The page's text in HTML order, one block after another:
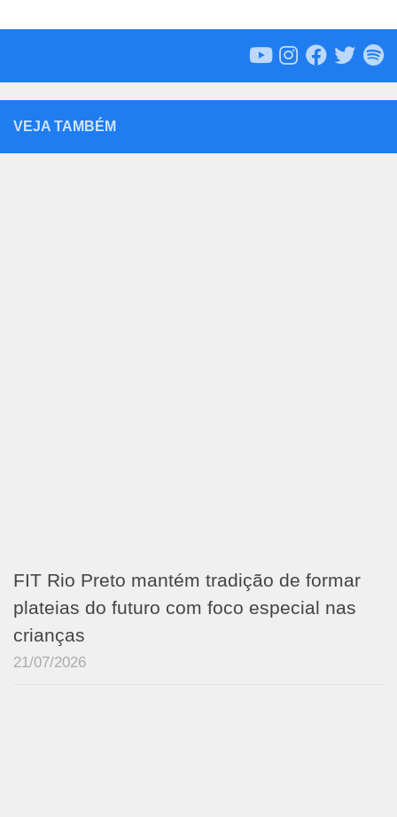
VEJA TAMBÉM
FIT Rio Preto mantém tradição de formar
plateias do futuro com foco especial nas
crianças
21/07/2026